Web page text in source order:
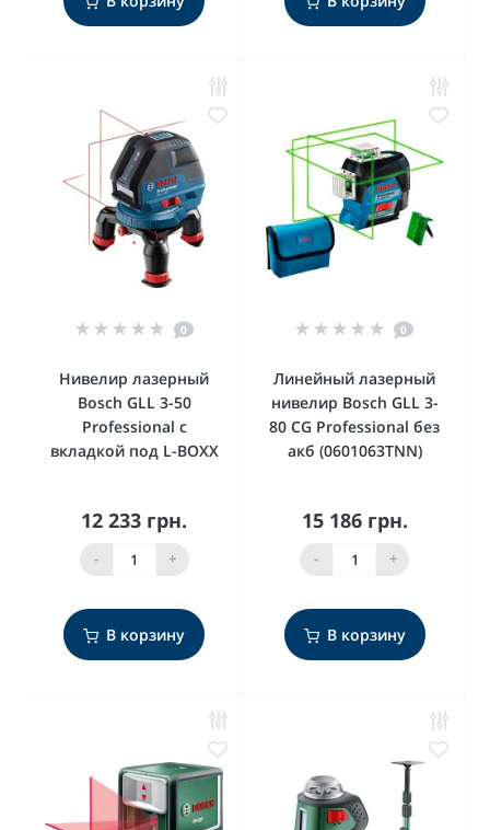
0
Нивелир лазерный
Bosch GLL 3-50
Professional с
вкладкой под L-BOXX
12 233 грн.
- +
В корзину
0
Линейный лазерный
нивелир Bosch GLL 3-
80 CG Professional без
акб (0601063TNN)
15 186 грн.
- +
В корзину